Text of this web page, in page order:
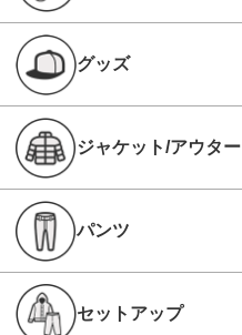
グッズ
ジャケット/アウター
パンツ
セットアップ